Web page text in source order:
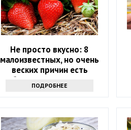
Не просто вкусно: 8
малоизвестных, но очень
веских причин есть
клубнику как можно чаще
ПОДРОБНЕЕ